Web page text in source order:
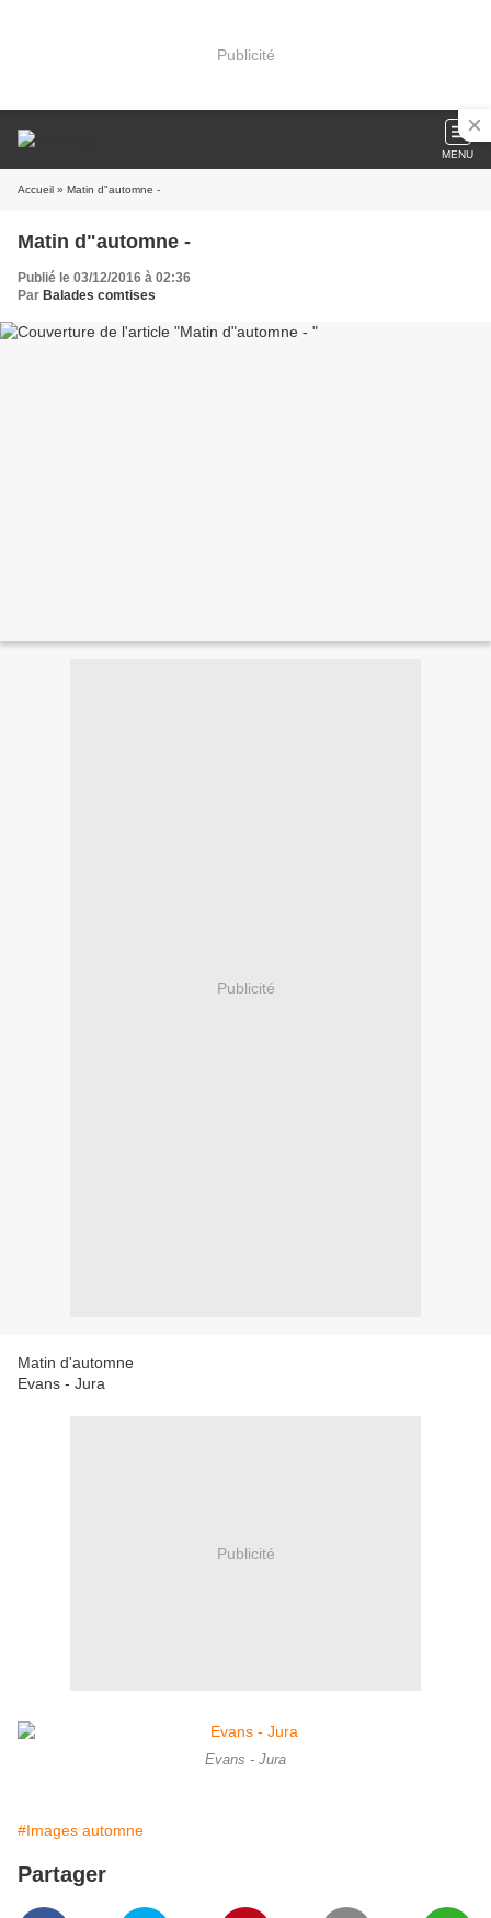
Publicité
MENU
Accueil » Matin d"automne -
Matin d"automne -
Publié le 03/12/2016 à 02:36
Par Balades comtises
Publicité
Matin d'automne
Evans - Jura
Publicité
Evans - Jura
#Images automne
Partager